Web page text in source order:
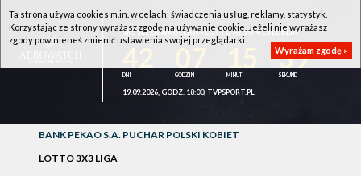
1KS ŚLĘZA WROCŁAW - LOTTO AZS UMCS LUBLIN
39
19.09.2026, GODZ. 18:00, TVPSPORT.PL
BANK PEKAO S.A. PUCHAR POLSKI KOBIET
LOTTO 3X3 LIGA
Ta strona używa cookies m.in. w celach: świadczenia usług, reklamy, statystyk.
Korzystając ze strony wyrażasz zgodę na używanie cookie. Jeżeli nie wyrażasz
zgody powinieneś zmienić ustawienia swojej przeglądarki.
Wyrażam zgodę »